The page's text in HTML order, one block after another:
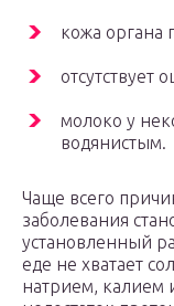
кожа органа
отсутствует
молоко у
водянистым.
Чаще всего
заболевания
установленный
еде не хватает
натрием, калием